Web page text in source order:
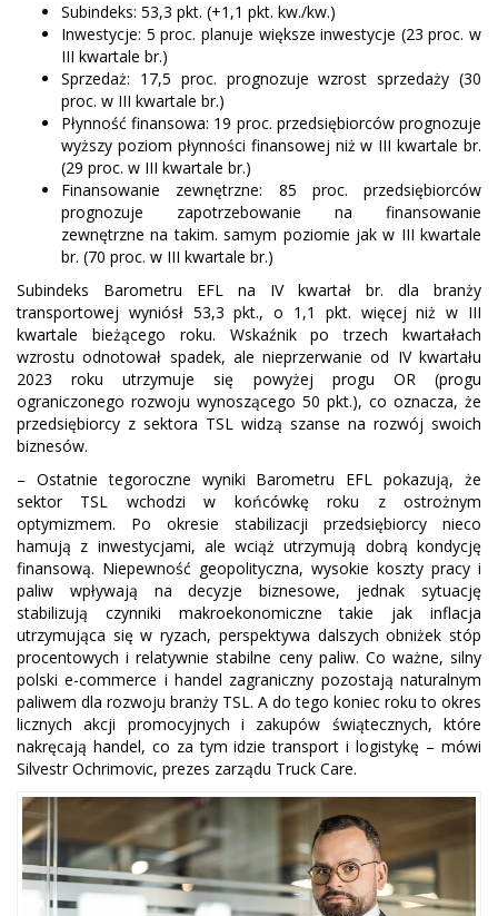
Subindeks: 53,3 pkt. (+1,1 pkt. kw./kw.)
Inwestycje: 5 proc. planuje większe inwestycje (23 proc. w
III kwartale br.)
Sprzedaż: 17,5 proc. prognozuje wzrost sprzedaży (30
proc. w III kwartale br.)
Płynność finansowa: 19 proc. przedsiębiorców prognozuje
wyższy poziom płynności finansowej niż w III kwartale br.
(29 proc. w III kwartale br.)
Finansowanie zewnętrzne: 85 proc. przedsiębiorców
prognozuje zapotrzebowanie na finansowanie
zewnętrzne na takim. samym poziomie jak w III kwartale
br. (70 proc. w III kwartale br.)
Subindeks Barometru EFL na IV kwartał br. dla branży
transportowej wyniósł 53,3 pkt., o 1,1 pkt. więcej niż w III
kwartale bieżącego roku. Wskaźnik po trzech kwartałach
wzrostu odnotował spadek, ale nieprzerwanie od IV kwartału
2023 roku utrzymuje się powyżej progu OR (progu
ograniczonego rozwoju wynoszącego 50 pkt.), co oznacza, że
przedsiębiorcy z sektora TSL widzą szanse na rozwój swoich
biznesów.
– Ostatnie tegoroczne wyniki Barometru EFL pokazują, że
sektor TSL wchodzi w końcówkę roku z ostrożnym
optymizmem. Po okresie stabilizacji przedsiębiorcy nieco
hamują z inwestycjami, ale wciąż utrzymują dobrą kondycję
finansową. Niepewność geopolityczna, wysokie koszty pracy i
paliw wpływają na decyzje biznesowe, jednak sytuację
stabilizują czynniki makroekonomiczne takie jak inflacja
utrzymująca się w ryzach, perspektywa dalszych obniżek stóp
procentowych i relatywnie stabilne ceny paliw. Co ważne, silny
polski e-commerce i handel zagraniczny pozostają naturalnym
paliwem dla rozwoju branży TSL. A do tego koniec roku to okres
licznych akcji promocyjnych i zakupów świątecznych, które
nakręcają handel, co za tym idzie transport i logistykę – mówi
Silvestr Ochrimovic, prezes zarządu Truck Care.